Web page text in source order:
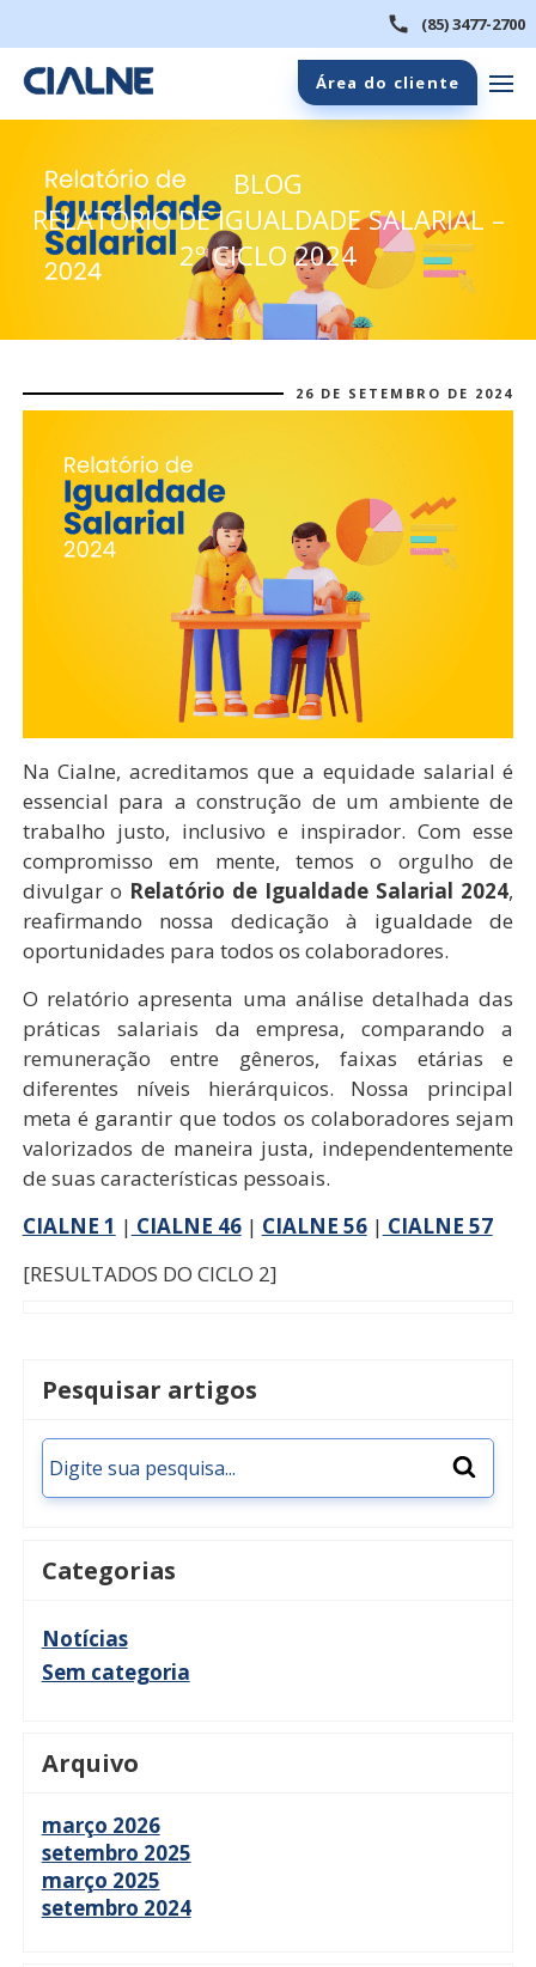
(85) 3477-2700
Área do cliente
BLOG
RELATÓRIO DE IGUALDADE SALARIAL –
2º CICLO 2024
26 DE SETEMBRO DE 2024
Na Cialne, acreditamos que a equidade salarial é
essencial para a construção de um ambiente de
trabalho justo, inclusivo e inspirador. Com esse
compromisso em mente, temos o orgulho de
divulgar o Relatório de Igualdade Salarial 2024,
reafirmando nossa dedicação à igualdade de
oportunidades para todos os colaboradores.
O relatório apresenta uma análise detalhada das
práticas salariais da empresa, comparando a
remuneração entre gêneros, faixas etárias e
diferentes níveis hierárquicos. Nossa principal
meta é garantir que todos os colaboradores sejam
valorizados de maneira justa, independentemente
de suas características pessoais.
CIALNE 1 | CIALNE 46| CIALNE 56| CIALNE 57
[RESULTADOS DO CICLO 2]
Pesquisar artigos
Categorias
Notícias
Sem categoria
Arquivo
março 2026
setembro 2025
março 2025
setembro 2024